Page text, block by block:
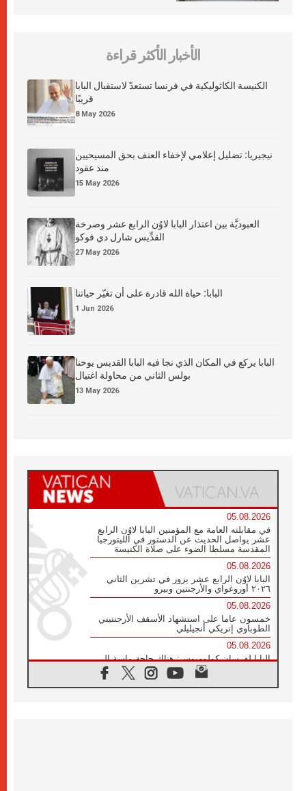
الأخبار الأكثر قراءة
الكنيسة الكاثوليكية في فرنسا تستعدّ لاستقبال البابا
قريبًا
8 May 2026
نيجيريا: تضليل إعلامي لإخفاء العنف بحق المسيحيين
منذ عقود
15 May 2026
العبوديَّة بين اعتذار البابا لاوُن الرابع عشر وصرخة
القدِّيس شارل دي فوكو
27 May 2026
البابا: حياة الله قادرة على أن تغيّر حياتنا
1 Jun 2026
البابا يركع في المكان الذي نجا فيه البابا القديس يوحنا
بولس الثاني من محاولة اغتيال
13 May 2026
05.08.2026
في مقابلته العامة مع المؤمنين البابا لاوُن الرابع
عشر يواصل الحديث عن الدستور في الليتورجيا
المقدسة مسلطا الضوء على صلاة الكنيسة
05.08.2026
البابا لاوُن الرابع عشر يزور في تشرين الثاني
٢٠٢٦ أوروغواي والأرجنتين وبيرو
05.08.2026
خمسون عاما على استشهاد الأسقف الأرجنتيني
الطوباوي إنريكي أنجيليلي
05.08.2026
البابا لفرسان كولومبوس: هناك حاجة ماسة إلى
أنبياء تناغم يسعون إلى بناء الجسور
04.08.2026